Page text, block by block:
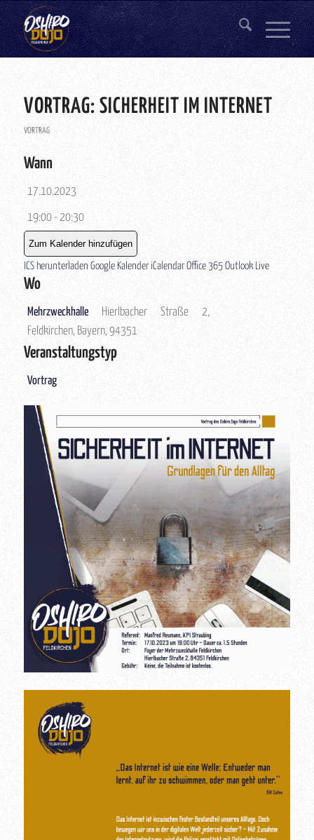
VORTRAG: SICHERHEIT IM INTERNET
VORTRAG
Wann
17.10.2023
19:00 - 20:30
Zum Kalender hinzufügen
ICS herunterladen Google Kalender iCalendar Office 365 Outlook Live
Wo
MehrzweckhalleHierlbacher Straße 2,
Feldkirchen, Bayern, 94351
Veranstaltungstyp
Vortrag